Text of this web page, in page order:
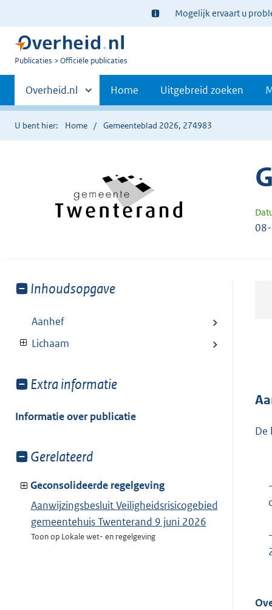
Ter
informatie:
Mogelijk ervaart u
U
Publicaties Officiële publicaties
Primaire
navigatie
Andere
sites
binnen
Overheid.nl Home Uitgebreid zoeken
U bent hier: Home Gemeenteblad 2026, 274983
Toon
van:
Inhoudsopgave
Aanhef
Lichaam
Toon
van:
Extra informatie
Informatie over publicatie
Toon
van:
Gerelateerd
Geconsolideerde regelgeving
Aanwijzingsbesluit Veiligheidsrisicogebied
gemeentehuis Twenterand 9 juni 2026
Toon op Lokale wet- en regelgeving
De
-
-